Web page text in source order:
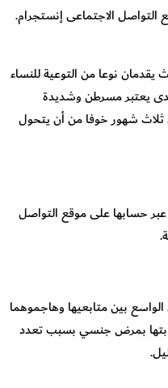
الاجتماعى إنستجرام.
نوعا من التوعية للنساء
يعتبر مسرطن وشديدة
ثلاث شهور خوفا من أن يتحول
حسابها على موقع التواصل
بين متابعيها وهاجموهما
بمرض جنسي بسبب تعدد